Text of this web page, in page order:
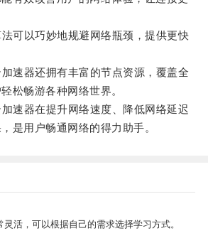
以巧妙地规避网络瓶颈，提供更快
器还拥有丰富的节点资源，覆盖全
松畅游各种网络世界。
器在提升网络速度、降低网络延迟
是用户畅通网络的得力助手。
活，可以根据自己的需求选择学习方式。